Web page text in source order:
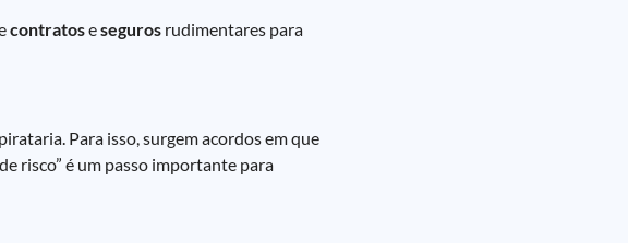
contratoseseguros rudimentares para
Para isso, surgem acordos em que
risco” é um passo importante para